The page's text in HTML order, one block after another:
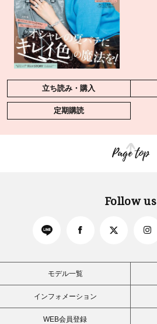
立ち読み・購入
定期購読
Page top
Follow us
モデル一覧
インフォメーション
WEB会員登録